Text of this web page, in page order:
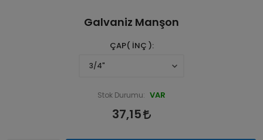
Galvaniz Manşon
ÇAP( İNÇ )
Stok Durumu: VAR
37,15